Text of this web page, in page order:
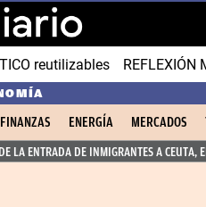
reutilizables REFLEXIÓN
FINANZAS ENERGÍA MERCADOS
LA ENTRADA DE INMIGRANTES A CEUTA,